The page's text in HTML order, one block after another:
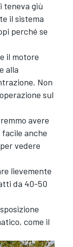
teneva giù
il sistema
perché se
il motore
alla
Non
sul
avere
anche
vedere
lievemente
da 40-50
come il